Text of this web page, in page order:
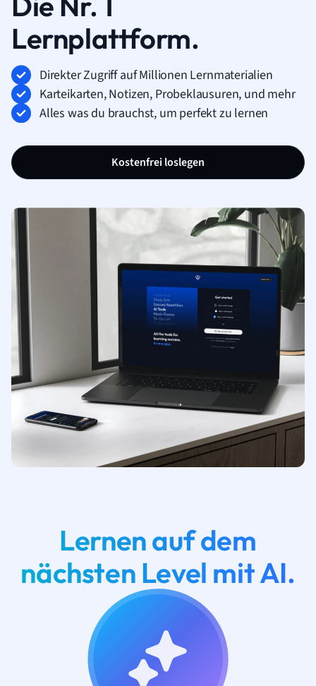
Lernplattform.
Direkter Zugriff auf Millionen Lernmaterialien
Karteikarten, Notizen, Probeklausuren, und mehr
Alles was du brauchst, um perfekt zu lernen
Kostenfrei loslegen
Lernen auf dem
nächsten Level mit AI.